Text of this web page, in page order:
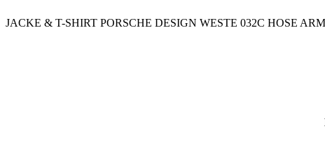
JACKE & T-SHIRT PORSCHE DESIGN WESTE 032C HOSE